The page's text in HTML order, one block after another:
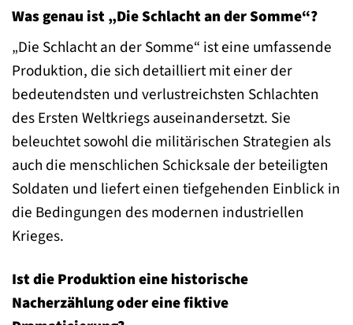
Was genau ist „Die Schlacht an der Somme“?
„Die Schlacht an der Somme“ ist eine umfassende
Produktion, die sich detailliert mit einer der
bedeutendsten und verlustreichsten Schlachten
des Ersten Weltkriegs auseinandersetzt. Sie
beleuchtet sowohl die militärischen Strategien als
auch die menschlichen Schicksale der beteiligten
Soldaten und liefert einen tiefgehenden Einblick in
die Bedingungen des modernen industriellen
Krieges.
Ist die Produktion eine historische
Nacherzählung oder eine fiktive